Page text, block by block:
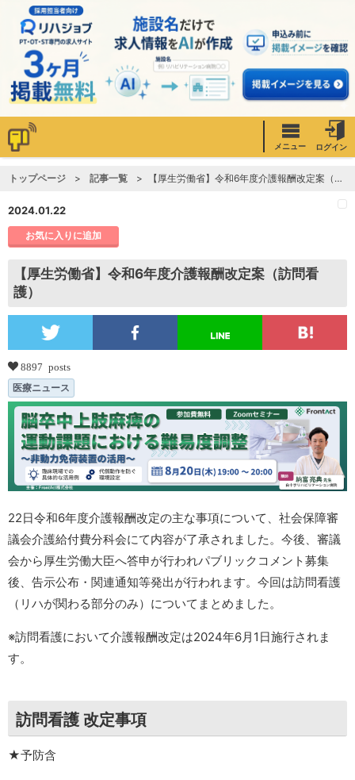
メニュー ログイン
トップページ 記事一覧 【厚生労働省】令和6年度介護報酬改定案（訪問看護）
2024.01.22
お気に入りに追加
【厚生労働省】令和6年度介護報酬改定案（訪問看
護）
8897 posts
医療ニュース
22日令和6年度介護報酬改定の主な事項について、社会保障審
議会介護給付費分科会にて内容が了承されました。今後、審議
会から厚生労働大臣へ答申が行われパブリックコメント募集
後、告示公布・関連通知等発出が行われます。今回は訪問看護
（リハが関わる部分のみ）についてまとめました。
※訪問看護において介護報酬改定は2024年6月1日施行されま
す。
訪問看護 改定事項
★予防含